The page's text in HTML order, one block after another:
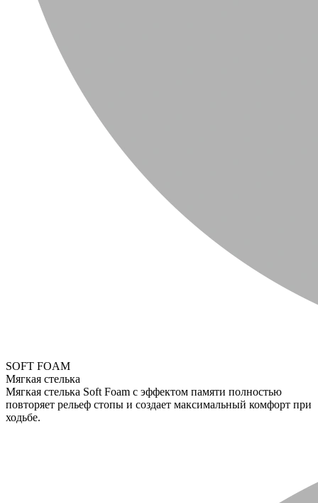
SOFT FOAM
Мягкая стелька
Мягкая стелька Soft Foam с эффектом памяти полностью
повторяет рельеф стопы и создает максимальный комфорт при
ходьбе.